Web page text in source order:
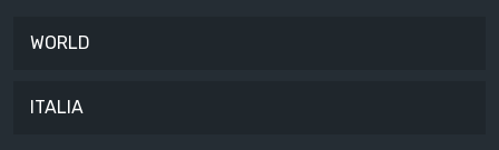
WORLD
ITALIA